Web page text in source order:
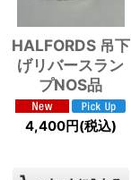
絞り込む
HALFORDS 吊下
げリバースラン
プNOS品
4,400円(税込)